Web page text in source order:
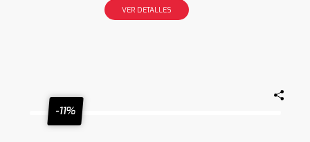
VER DETALLES
-11%